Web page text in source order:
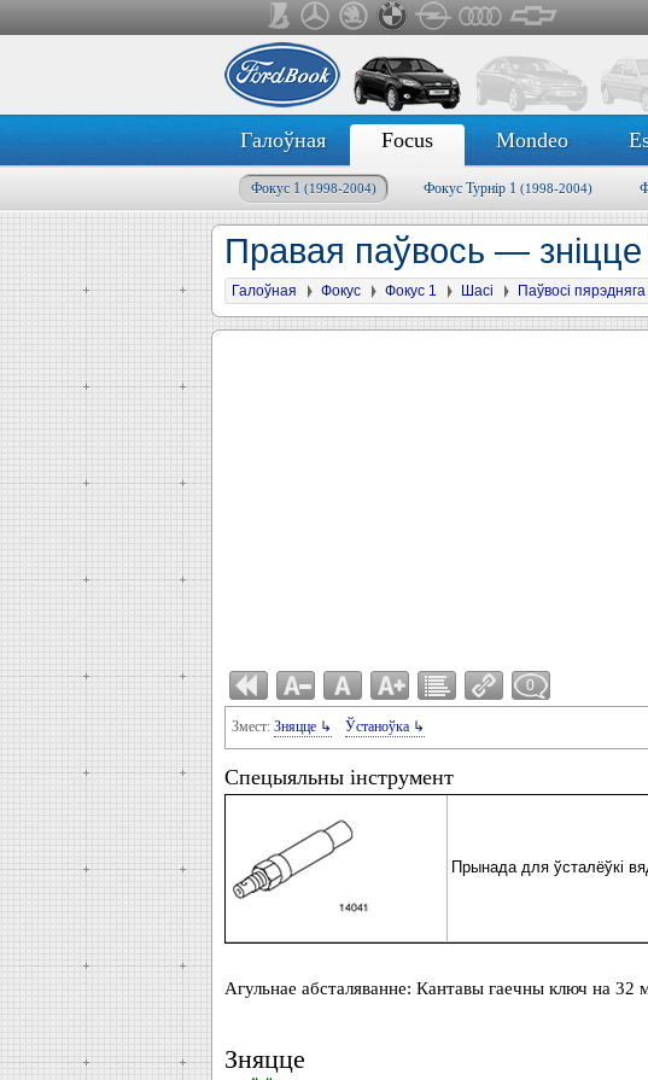
Галоўная Focus Mondeo
Фокус 1 (1998-2004) Фокус Турнір 1 (1998-2004)
Правая паўвось — зніцце
Галоўная Фокус Фокус 1 Шасі Паўвосі
0
Змест: Зняцце ↳ Ўстаноўка ↳
Спецыяльны інструмент
Прынада для ўсталёўкі
Агульнае абсталяванне: Кантавы гаечны ключ на 32
Зняцце